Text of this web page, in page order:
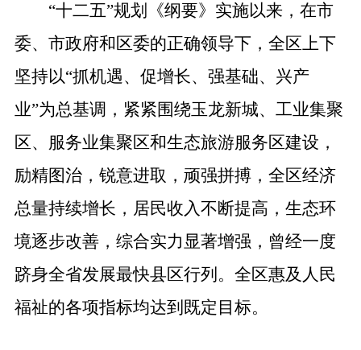
“十二五”规划《纲要》实施以来，在市
委、市政府和区委的正确领导下，全区上下
坚持以“抓机遇、促增长、强基础、兴产
业”为总基调，紧紧围绕玉龙新城、工业集聚
区、服务业集聚区和生态旅游服务区建设，
励精图治，锐意进取，顽强拼搏，全区经济
总量持续增长，居民收入不断提高，生态环
境逐步改善，综合实力显著增强，曾经一度
跻身全省发展最快县区行列。全区惠及人民
福祉的各项指标均达到既定目标。